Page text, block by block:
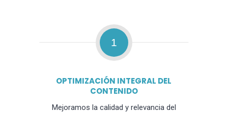
1
OPTIMIZACIÓN INTEGRAL DEL
CONTENIDO
Mejoramos la calidad y relevancia del